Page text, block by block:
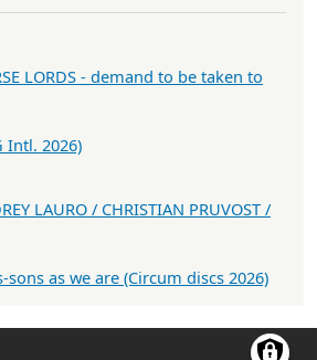
LORDS - demand to be taken to
Intl. 2026)
LAURO / CHRISTIAN PRUVOST /
sons as we are (Circum discs 2026)